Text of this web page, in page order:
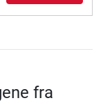
fra